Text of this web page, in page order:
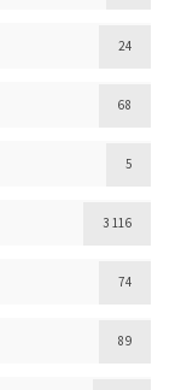
24
68
5
3 116
74
89